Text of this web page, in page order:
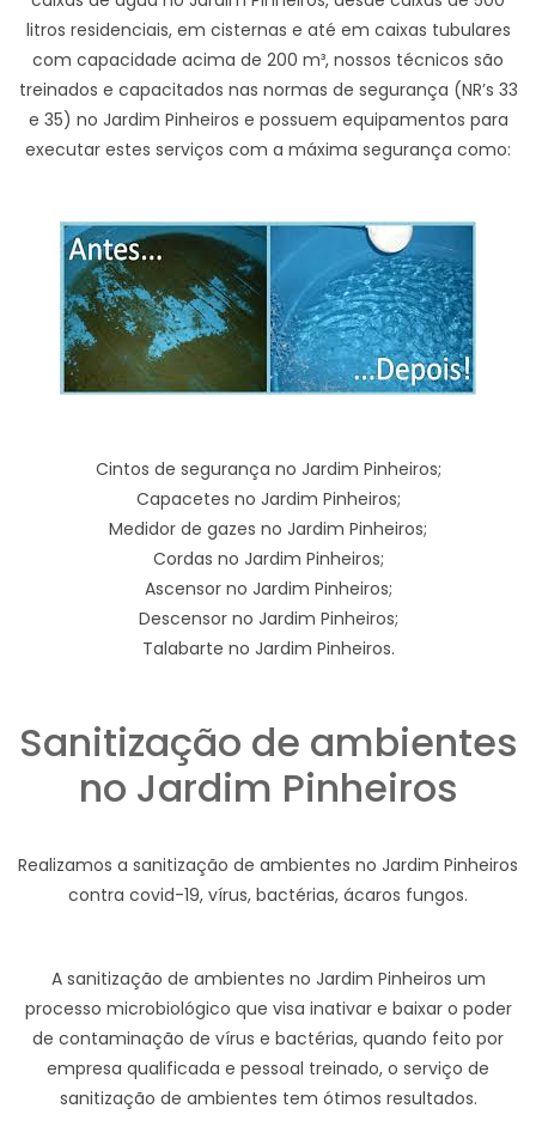
litros residenciais, em cisternas e até em caixas tubulares
com capacidade acima de 200 m³, nossos técnicos são
treinados e capacitados nas normas de segurança (NR’s 33
e 35) no Jardim Pinheiros e possuem equipamentos para
executar estes serviços com a máxima segurança como:
Cintos de segurança no Jardim Pinheiros;
Capacetes no Jardim Pinheiros;
Medidor de gazes no Jardim Pinheiros;
Cordas no Jardim Pinheiros;
Ascensor no Jardim Pinheiros;
Descensor no Jardim Pinheiros;
Talabarte no Jardim Pinheiros.
Sanitização de ambientes
no Jardim Pinheiros
Realizamos a sanitização de ambientes no Jardim Pinheiros
contra covid-19, vírus, bactérias, ácaros fungos.
A sanitização de ambientes no Jardim Pinheiros um
processo microbiológico que visa inativar e baixar o poder
de contaminação de vírus e bactérias, quando feito por
empresa qualificada e pessoal treinado, o serviço de
sanitização de ambientes tem ótimos resultados.